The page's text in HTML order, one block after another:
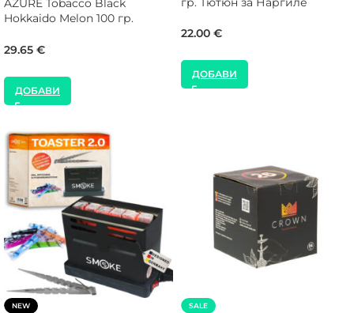
AZURE Tobacco Black
Hokkaido Melon 100 гр.
29.65 €
ДОБАВИ
22.00 €
ДОБАВИ
NEW SALE